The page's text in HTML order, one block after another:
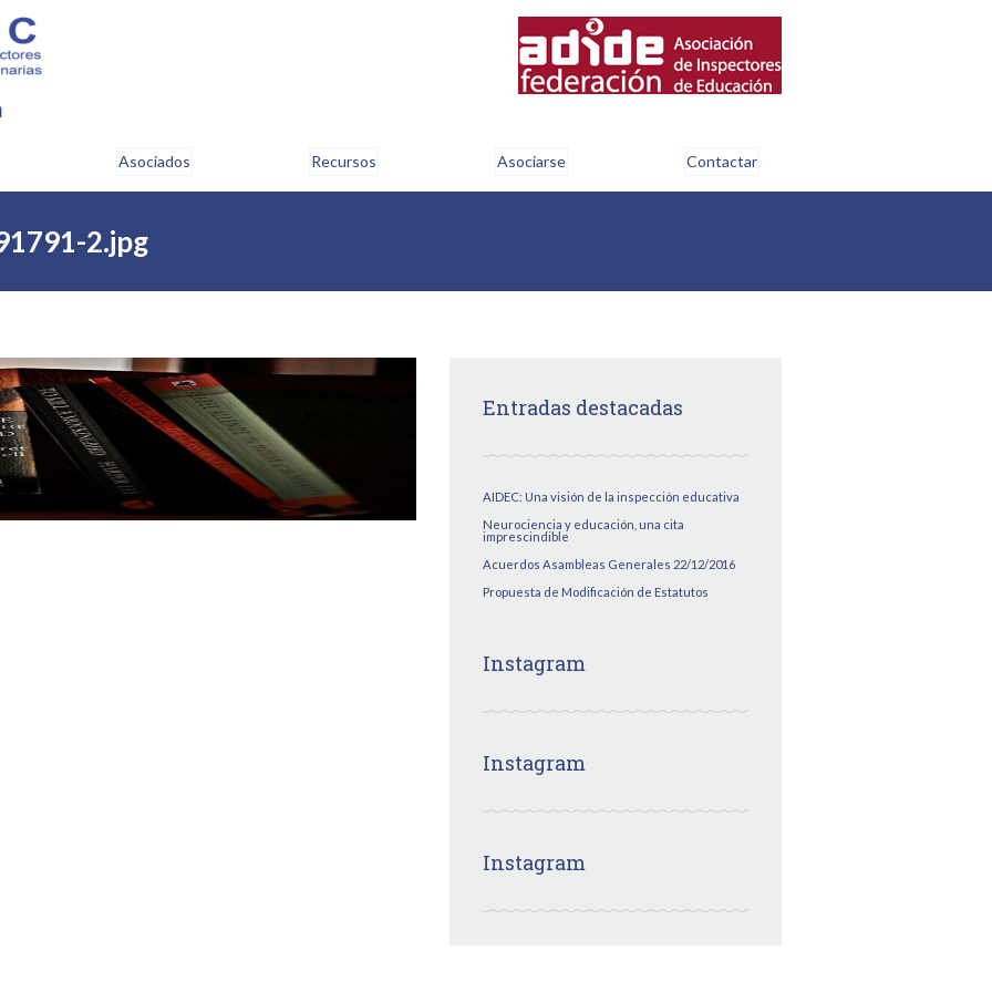
Asociados Recursos Asociarse Contactar
2.jpg
Entradas destacadas
AIDEC: Una visión de la inspección educativa
Neurociencia y educación, una cita
imprescindible
Acuerdos Asambleas Generales 22/12/2016
Propuesta de Modificación de Estatutos
Instagram
Instagram
Instagram